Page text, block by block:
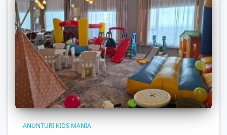
ANUNTURI KIDS MANIA